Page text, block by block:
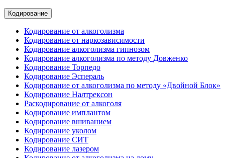
Кодирование
Кодирование от алкоголизма
Кодирование от наркозависимости
Кодирование алкоголизма гипнозом
Кодирование алкоголизма по методу Довженко
Кодирование Торпедо
Кодирование Эспераль
Кодирование от алкоголизма по методу «Двойной Блок»
Кодирование Налтрексон
Раскодирование от алкоголя
Кодирование имплантом
Кодирование вшиванием
Кодирование уколом
Кодирование СИТ
Кодирование лазером